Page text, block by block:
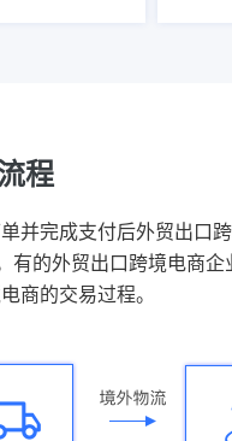
程
并完成支付后外贸出口
的外贸出口跨境电商
商的交易过程。